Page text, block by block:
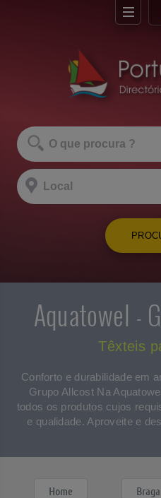
Aquatowel -
Têxteis
Conforto e durabilidade em
Grupo Allcost Na
todos os produtos cujos
e qualidade. Aproveite e
Home Braga